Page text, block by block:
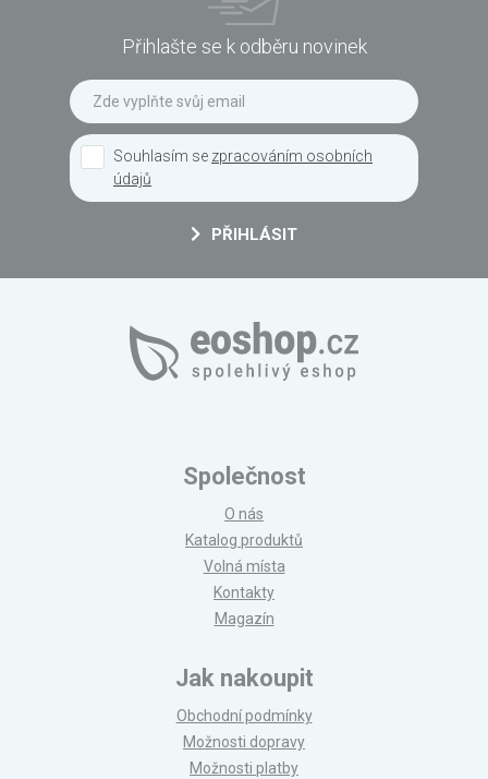
Přihlašte se k odběru novinek
Souhlasím se zpracováním osobních
údajů
PŘIHLÁSIT
Společnost
O nás
Katalog produktů
Volná místa
Kontakty
Magazín
Jak nakoupit
Obchodní podmínky
Možnosti dopravy
Možnosti platby